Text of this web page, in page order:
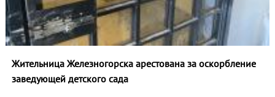
Жительница Железногорска арестована за оскорбление
заведующей детского сада